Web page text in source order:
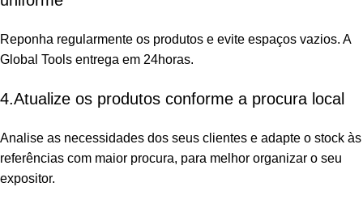
Reponha regularmente os produtos e evite espaços vazios. A
Global Tools entrega em 24horas.
4.Atualize os produtos conforme a procura local
Analise as necessidades dos seus clientes e adapte o stock às
referências com maior procura, para melhor organizar o seu
expositor.